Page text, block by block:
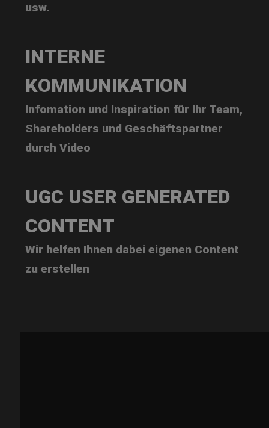
usw.
INTERNE
KOMMUNIKATION
Infomation und Inspiration für Ihr Team,
Shareholders und Geschäftspartner
durch Video
UGC USER GENERATED
CONTENT
Wir helfen Ihnen dabei eigenen Content
zu erstellen